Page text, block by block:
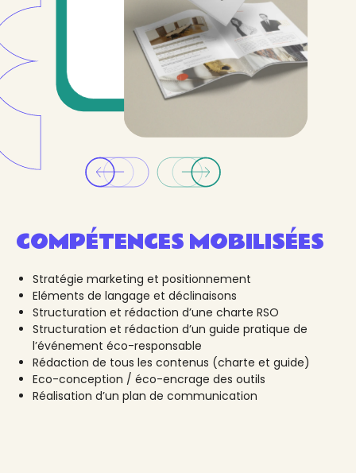
COMPÉTENCES MOBILISÉES
Stratégie marketing et positionnement
Eléments de langage et déclinaisons
Structuration et rédaction d’une charte RSO
Structuration et rédaction d’un guide pratique de
l’événement éco-responsable
Rédaction de tous les contenus (charte et guide)
Eco-conception / éco-encrage des outils
Réalisation d’un plan de communication